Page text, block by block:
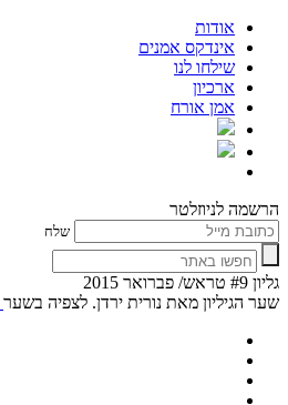
אודות
אינדקס אמנים
שילחו לנו
ארכיון
אמן אורח
הרשמה לניוזלטר
שלח
גליון #9 טראש/ פברואר 2015
שער הגיליון מאת נורית ירדן. לצפיה בשער